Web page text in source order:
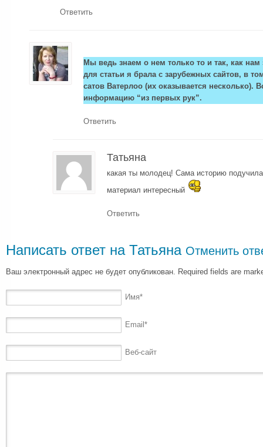
Ответить
Мы ведь знаем о нем только то и так, как нам
для статьи я брала с зарубежных сайтов, в
сатов Ватерлоо (их оказывается несколько).
информацию “из первых рук”.
Ответить
Татьяна
какая ты молодец! Сама историю
материал интересный
Ответить
Написать ответ на Татьяна Отменить
Ваш электронный адрес не будет опубликован. Required fields are
Имя*
Email *
Веб-сайт